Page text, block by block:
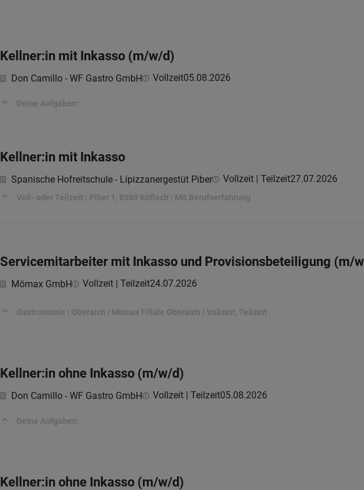
Kellner:in mit Inkasso (m/w/d)
Don Camillo - WF Gastro GmbH Vollzeit05.08.2026
Deine Aufgaben:
Kellner:in mit Inkasso
Spanische Hofreitschule - Lipizzanergestüt Piber Vollzeit | Teilzeit27.07.2026
Voll- oder Teilzeit | Piber 1, 8580 Köflach | Mit Berufserfahrung
Servicemitarbeiter mit Inkasso und Provisionsbeteiligung (m/
Mömax GmbH Vollzeit | Teilzeit24.07.2026
Gastronomie | Oberaich | Mömax Filiale Oberaich | Vollzeit, Teilzeit
Kellner:in ohne Inkasso (m/w/d)
Don Camillo - WF Gastro GmbH Vollzeit | Teilzeit05.08.2026
Deine Aufgaben:
Kellner:in ohne Inkasso (m/w/d)